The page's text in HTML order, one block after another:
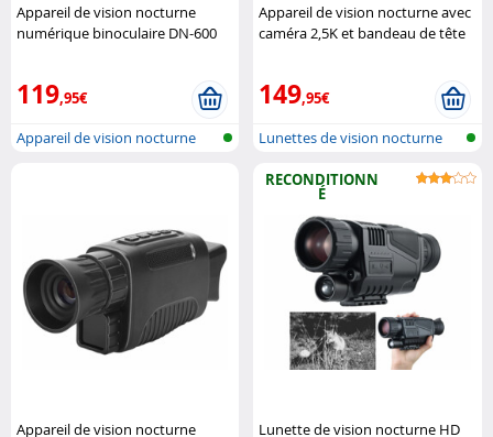
Appareil de vision nocturne
numérique binoculaire DN-600
119,95€
Appareil de vision nocturne
Appareil de vision nocturne avec
caméra 2,5K et bandeau de tête
149,95€
Lunettes de vision nocturne
Appareil de vision nocturne
RECONDITIONN
É
Lunette de vision nocturne HD